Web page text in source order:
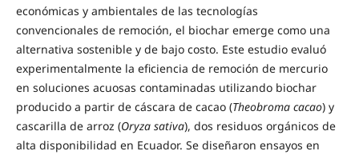
económicas y ambientales de las tecnologías
convencionales de remoción, el biochar emerge como una
alternativa sostenible y de bajo costo. Este estudio evaluó
experimentalmente la eficiencia de remoción de mercurio
en soluciones acuosas contaminadas utilizando biochar
producido a partir de cáscara de cacao (Theobroma cacao) y
cascarilla de arroz (Oryza sativa), dos residuos orgánicos de
alta disponibilidad en Ecuador. Se diseñaron ensayos en